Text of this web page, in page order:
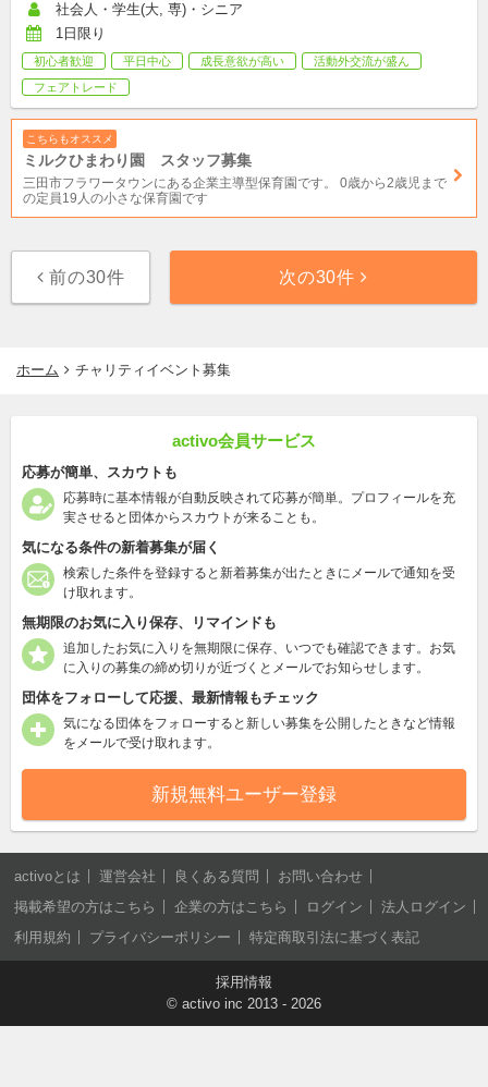
社会人・学生(大, 専)・シニア
1日限り
初心者歓迎 平日中心 成長意欲が高い
活動外交流が盛ん
フェアトレード
こちらもオススメ
ミルクひまわり園 スタッフ募集
三田市フラワータウンにある企業主導型保育園です。 0歳から2歳児まで
の定員19人の小さな保育園です
前の30件 次の30件
ホーム チャリティイベント募集
activo会員サービス
応募が簡単、スカウトも
応募時に基本情報が自動反映されて応募が簡単。プロフィールを充
実させると団体からスカウトが来ることも。
気になる条件の新着募集が届く
検索した条件を登録すると新着募集が出たときにメールで通知を受
け取れます。
無期限のお気に入り保存、リマインドも
追加したお気に入りを無期限に保存、いつでも確認できます。お気
に入りの募集の締め切りが近づくとメールでお知らせします。
団体をフォローして応援、最新情報もチェック
気になる団体をフォローすると新しい募集を公開したときなど情報
をメールで受け取れます。
新規無料ユーザー登録
activoとは 運営会社 良くある質問
お問い合わせ
掲載希望の方はこちら
企業の方はこちら ログイン
法人ログイン
利用規約
プライバシーポリシー 特定商取引法に基づく表記
採用情報
© activo inc 2013 - 2026